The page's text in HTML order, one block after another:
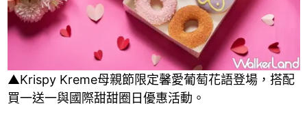
▲Krispy Kreme母親節限定馨愛葡萄花語登場，搭配
買一送一與國際甜甜圈日優惠活動。